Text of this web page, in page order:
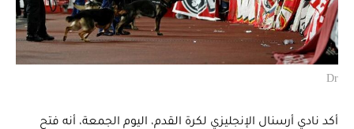
Dr
أكد نادي أرسنال الإنجليزي لكرة القدم، اليوم الجمعة، أنه فتح